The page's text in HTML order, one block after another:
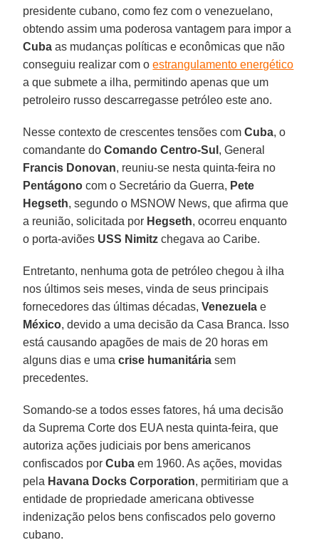
presidente cubano, como fez com o venezuelano,
obtendo assim uma poderosa vantagem para impor a
Cuba as mudanças políticas e econômicas que não
conseguiu realizar com oestrangulamento energético
a que submete a ilha, permitindo apenas que um
petroleiro russo descarregasse petróleo este ano.
Nesse contexto de crescentes tensões comCuba, o
comandante do Comando Centro-Sul , General
Francis Donovan, reuniu-se nesta quinta-feira no
Pentágono com o Secretário da Guerra, Pete
Hegseth, segundo o MSNOW News, que afirma que
a reunião, solicitada por Hegseth, ocorreu enquanto
o porta-aviões USS Nimitz chegava ao Caribe.
Entretanto, nenhuma gota de petróleo chegou à ilha
nos últimos seis meses, vinda de seus principais
fornecedores das últimas décadas,Venezuela e
México, devido a uma decisão da Casa Branca. Isso
está causando apagões de mais de 20 horas em
alguns dias e uma crise humanitária sem
precedentes.
Somando-se a todos esses fatores, há uma decisão
da Suprema Corte dos EUA nesta quinta-feira, que
autoriza ações judiciais por bens americanos
confiscados porCuba em 1960. As ações, movidas
pela Havana Docks Corporation, permitiriam que a
entidade de propriedade americana obtivesse
indenização pelos bens confiscados pelo governo
cubano.